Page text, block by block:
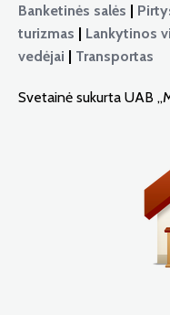
Banketinės salės |
turizmas | Lankytinos
vedėjai | Transportas
Svetainė sukurta UAB